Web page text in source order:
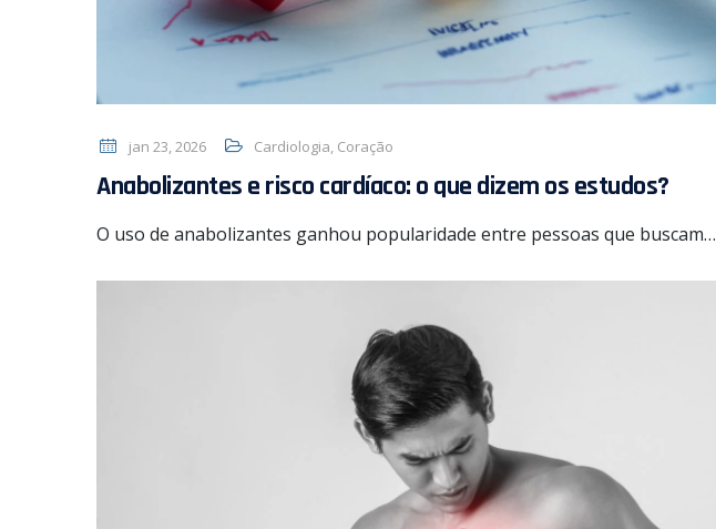
jan 23, 2026 Cardiologia, Coração
Anabolizantes e risco cardíaco: o que dizem os estudos?
O uso de anabolizantes ganhou popularidade entre pessoas que buscam…